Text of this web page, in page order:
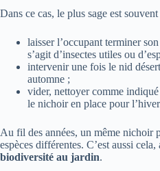
Dans ce cas, le plus sage est souvent
laisser l’occupant terminer
s’agit d’insectes utiles ou
intervenir une fois le nid
automne ;
vider, nettoyer comme
le nichoir en place pour
Au fil des années, un même nichoir
espèces différentes. C’est aussi
biodiversité au jardin.